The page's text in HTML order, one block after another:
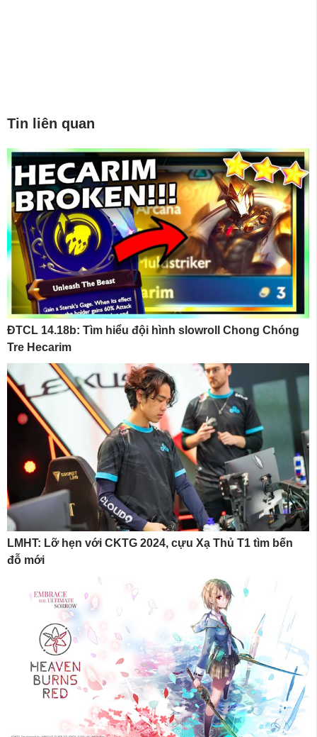
Tin liên quan
ĐTCL 14.18b: Tìm hiểu đội hình slowroll Chong Chóng
Tre Hecarim
LMHT: Lỡ hẹn với CKTG 2024, cựu Xạ Thủ T1 tìm bến
đỗ mới